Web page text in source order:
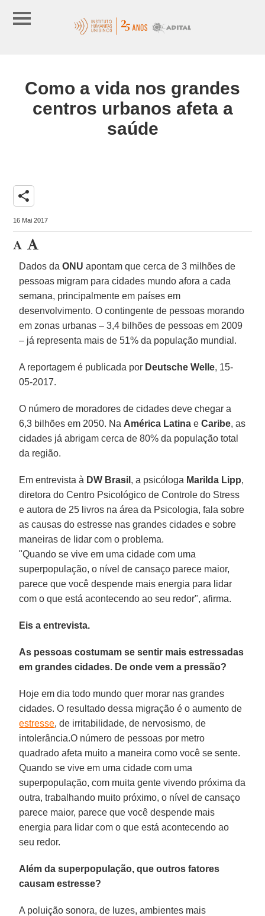
Como a vida nos grandes
centros urbanos afeta a
saúde
share
16 Mai 2017
Dados daONU apontam que cerca de 3 milhões de
pessoas migram para cidades mundo afora a cada
semana, principalmente em países em
desenvolvimento. O contingente de pessoas morando
em zonas urbanas – 3,4 bilhões de pessoas em 2009
– já representa mais de 51% da população mundial.
A reportagem é publicada por Deutsche Welle, 15-
05-2017.
O número de moradores de cidades deve chegar a
6,3 bilhões em 2050. Na América Latina eCaribe, as
cidades já abrigam cerca de 80% da população total
da região.
Em entrevista à DW Brasil , a psicóloga Marilda Lipp,
diretora do Centro Psicológico de Controle do Stress
e autora de 25 livros na área da Psicologia, fala sobre
as causas do estresse nas grandes cidades e sobre
maneiras de lidar com o problema.
"Quando se vive em uma cidade com uma
superpopulação, o nível de cansaço parece maior,
parece que você despende mais energia para lidar
com o que está acontecendo ao seu redor", afirma.
Eis a entrevista.
As pessoas costumam se sentir mais estressadas
em grandes cidades. De onde vem a pressão?
Hoje em dia todo mundo quer morar nas grandes
cidades. O resultado dessa migração é o aumento de
estresse, de irritabilidade, de nervosismo, de
intolerância.O número de pessoas por metro
quadrado afeta muito a maneira como você se sente.
Quando se vive em uma cidade com uma
superpopulação, com muita gente vivendo próxima da
outra, trabalhando muito próximo, o nível de cansaço
parece maior, parece que você despende mais
energia para lidar com o que está acontecendo ao
seu redor.
Além da superpopulação, que outros fatores
causam estresse?
A poluição sonora, de luzes, ambientes mais